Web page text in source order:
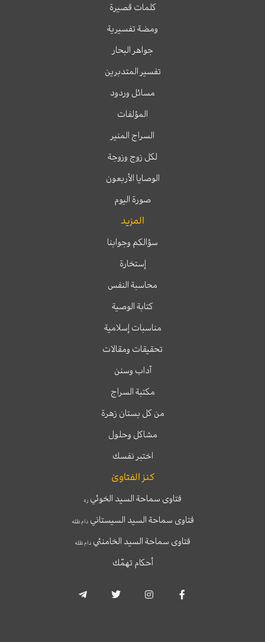
كلمات قصيرة
ومضة تفسيرية
جواهر البحار
تفسير المتدبرين
مسائل وردود
المؤلفات
السراج المنير
لكل زوج وزوجة
الوصايا الأربعون
صورة اليوم
المزيد
سؤالكم وجوابنا
إستخارة
محاسبة النفس
كتابة الوصية
مناسبات إسلامية
تحقيقات ومقالات
آداب وسنن
مكتبة السراج
من كل بستان زهرة
مشاكل وحلول
اختبر نفسك
كنز الفتاوىٰ
فتاوى سماحة السيد الخوئيره
فتاوى سماحة السيد السيستانيدام ظله
فتاوى سماحة السيد الخامنئي دام ظله
أحكام تهمّك
c
s
i
l